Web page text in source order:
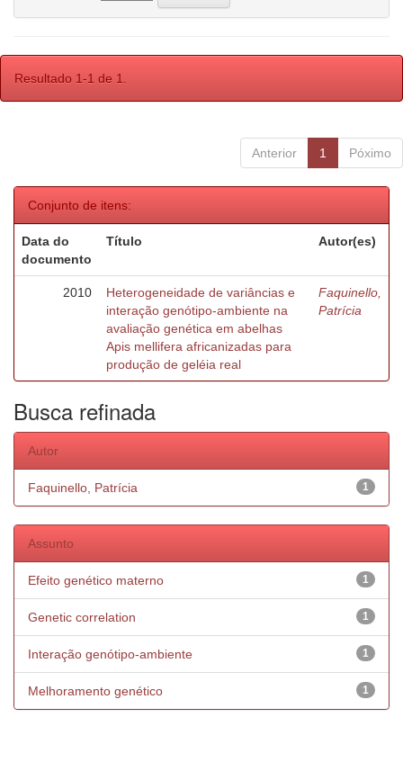
Resultado 1-1 de 1.
Anterior 1 Póximo
Conjunto de itens:
Data do
documento
Título Autor(es)
2010
Heterogeneidade de variâncias e
interação genótipo-ambiente na
avaliação genética em abelhas
Apis mellifera africanizadas para
produção de geléia real
Faquinello,
Patrícia
Busca refinada
Autor
1
Faquinello, Patrícia
Assunto
1
Efeito genético materno
1
Genetic correlation
1
Interação genótipo-ambiente
1
Melhoramento genético